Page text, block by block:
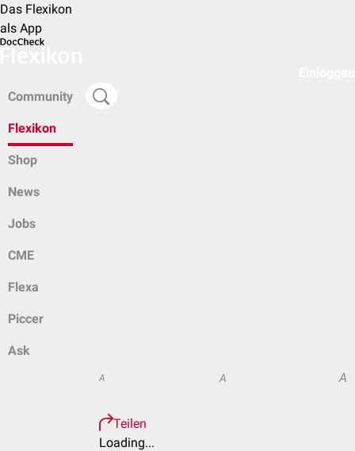
Das Flexikon
als App
Community
Flexikon
Shop
News
Jobs
CME
Flexa
Piccer
Ask
A A A
Teilen
Loading...